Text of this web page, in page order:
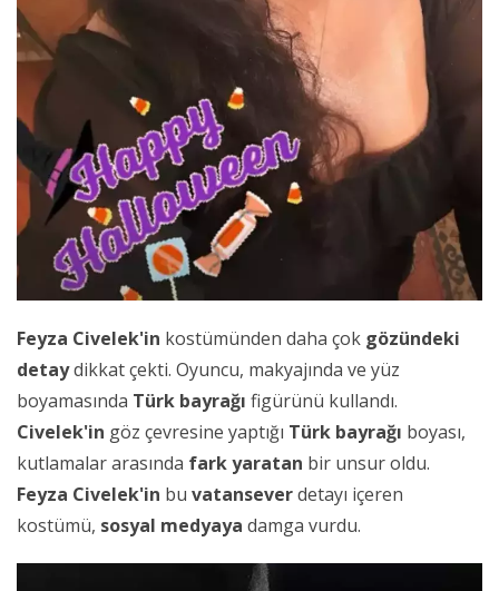
Feyza Civelek'in kostümünden daha çok gözündeki
detaydikkat çekti. Oyuncu, makyajında ve yüz
boyamasında Türk bayrağı figürünü kullandı.
Civelek'in göz çevresine yaptığı Türk bayrağı boyası,
kutlamalar arasında fark yaratan bir unsur oldu.
Feyza Civelek'in bu vatanseverdetayı içeren
kostümü, sosyal medyaya damga vurdu.